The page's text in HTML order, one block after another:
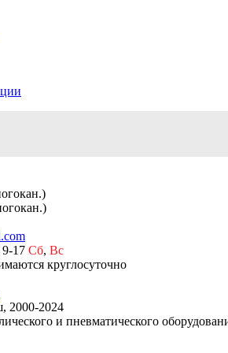
17 Сб, Вс
круглосуточно
2024
и пневматического